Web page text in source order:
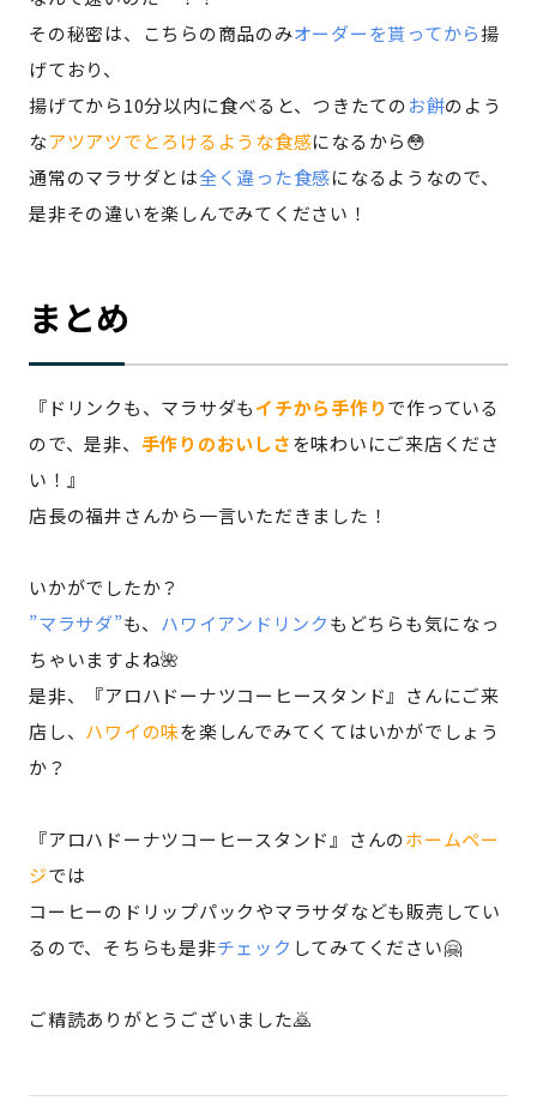
その秘密は、こちらの商品のみオーダーを貰ってから揚
げており、
揚げてから10分以内に食べると、つきたてのお餅のよう
なアツアツでとろけるような食感になるから😳
通常のマラサダとは全く違った食感になるようなので、
是非その違いを楽しんでみてください！
まとめ
『ドリンクも、マラサダもイチから手作りで作っている
ので、是非、 手作りのおいしさを味わいにご来店くださ
い！』
店長の福井さんから一言いただきました！
いかがでしたか？
”マラサダ”も、 ハワイアンドリンクもどちらも気になっ
ちゃいますよね🌺
是非、『アロハドーナツコーヒースタンド』さんにご来
店し、 ハワイの味を楽しんでみてくてはいかがでしょう
か？
『アロハドーナツコーヒースタンド』さんのホームペー
ジでは
コーヒーのドリップパックやマラサダなども販売してい
るので、そちらも是非チェック してみてください🤗
ご精読ありがとうございました🙇